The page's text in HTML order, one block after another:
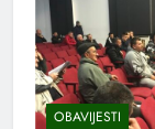
OBAVIJESTI